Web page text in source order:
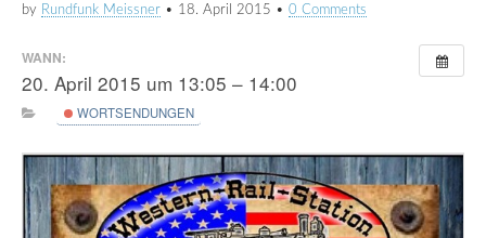
by Rundfunk Meissner • 18. April 2015 • 0 Comments
WANN:
20. April 2015 um 13:05 – 14:00
WORTSENDUNGEN